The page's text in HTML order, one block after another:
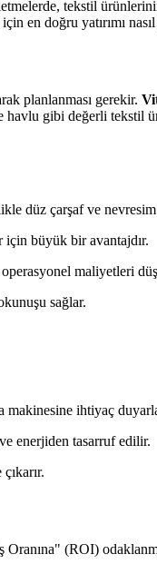
tekstil
en doğru yatırımı nasıl
planlanması gerekir.
havlu gibi değerli tekstil
düz çarşaf ve
için büyük bir avantajdır.
maliyetleri
sağlar.
makinesine ihtiyaç
enerjiden tasarruf edilir.
Oranına" (ROI)